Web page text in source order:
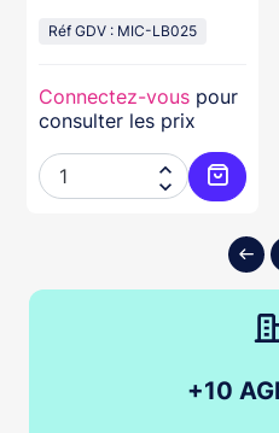
au panier
Réf GDV : MIC-LB025
Connectez-vous pour
consulter les prix


+10